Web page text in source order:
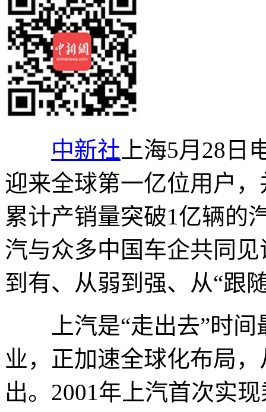
中新社 上海5月28日
迎来全球第一亿位用户
累计产销量突破1亿辆的
汽与众多中国车企共同
到有、从弱到强、从“跟
上汽是“走出去”时间
业，正加速全球化布局
出。2001年上汽首次实